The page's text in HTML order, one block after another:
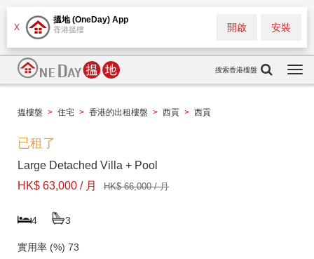
X
搵地 (OneDay) App
香港搵樓 安裝
開啟
搜索香港樓盤
搵樓盤 > 住宅 > 香港的出租樓盤 > 西貢 > 西貢
已租了
Large Detached Villa + Pool
HK$ 63,000 / 月
HK$ 66,000 / 月
4 3
實用率 (%) 73